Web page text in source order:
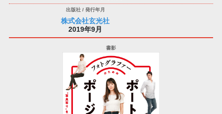
株式会社玄光社
2019年9月